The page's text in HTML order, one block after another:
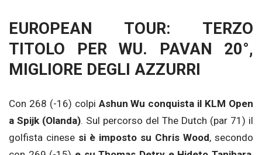
EUROPEAN TOUR: TERZO
TITOLO PER WU. PAVAN 20°,
MIGLIORE DEGLI AZZURRI
Con 268 (-16) colpi Ashun Wu conquista il KLM Open
a Spijk (Olanda). Sul percorso del The Dutch (par 71) il
golfista cinese si è imposto su Chris Wood, secondo